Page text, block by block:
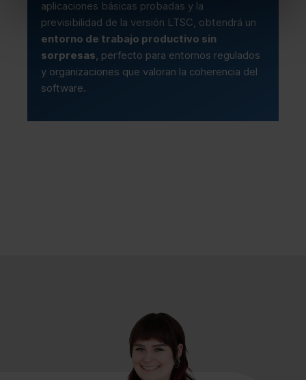
aplicaciones básicas probadas y la
previsibilidad de la versión LTSC, obtendrá un
entorno de trabajo productivo sin
sorpresas, perfecto para entornos regulados
y organizaciones que valoran la coherencia del
software.